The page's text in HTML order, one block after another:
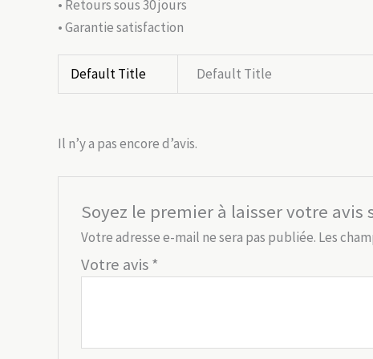
• Retours sous 30 jours
• Garantie satisfaction
Default Title Default Title
Il n’y a pas encore d’avis.
Soyez le premier à laisser votre avis
Votre adresse e-mail ne sera pas publiée. Les
Votre avis*